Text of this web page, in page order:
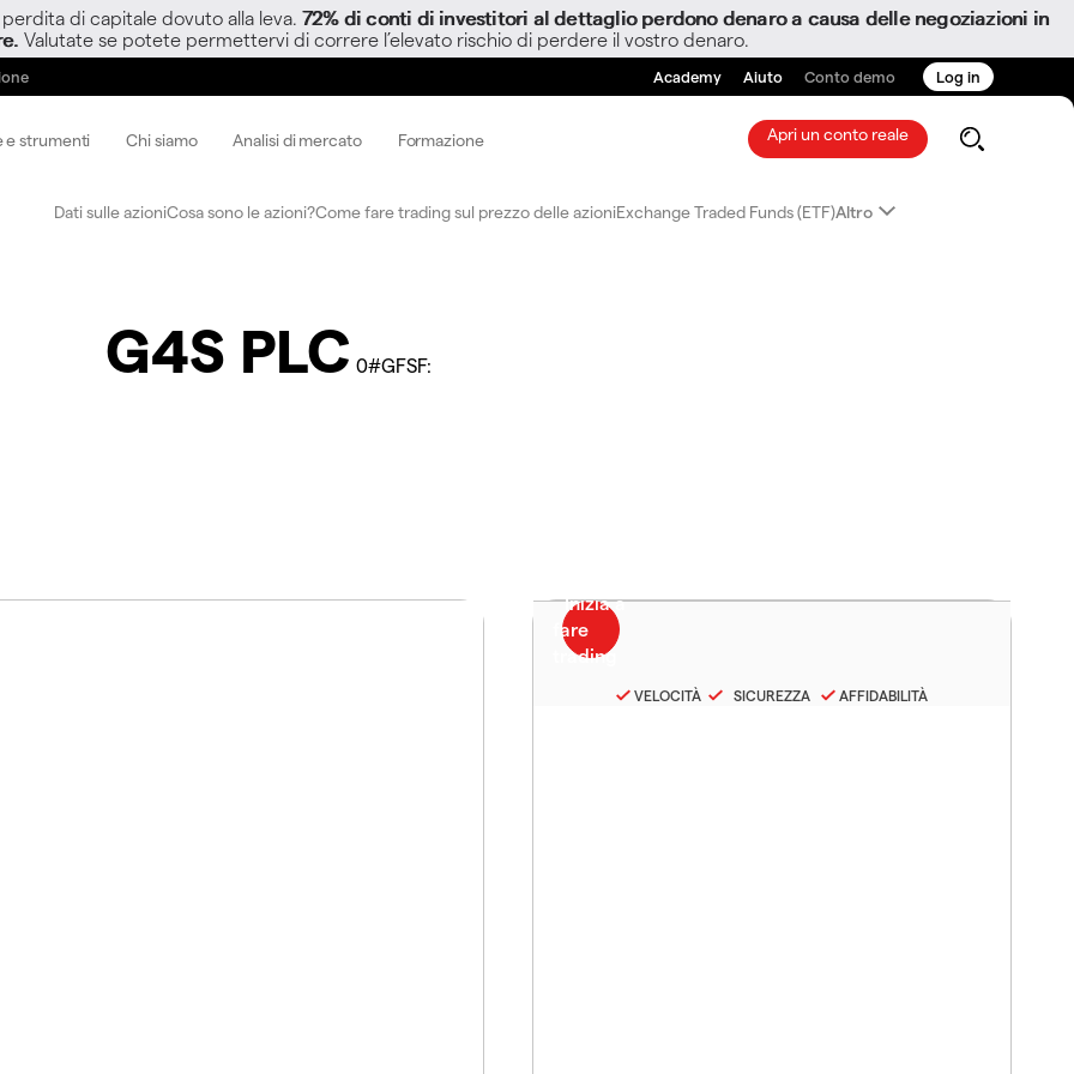
di capitale dovuto alla leva. 72% di conti di investitori al dettaglio perdono denaro a causa delle negoziazioni in
Valutate se potete permettervi di correre l’elevato rischio di perdere il vostro denaro.
Academy Aiuto Conto demo Log in
e strumenti Chi siamo Analisi di mercato Formazione Apri un conto reale
Dati sulle azioniCosa sono le azioni?Come fare trading sul prezzo delle azioniExchange Traded Funds (ETF)Altro
G4S PLC 0#GFSF:
VELOCITÀ SICUREZZA AFFIDABILITÀ